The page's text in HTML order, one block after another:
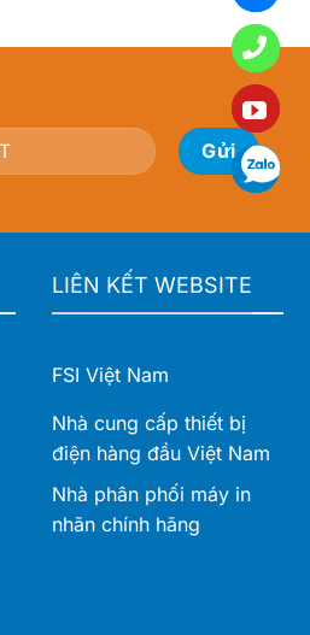
pháp
rộng
cho
vận
đại
D460BT
văn
phòng
LIÊN KẾT WEBSITE
FSI Việt Nam
Nhà cung cấp thiết bị
điện hàng đầu Việt Nam
Nhà phân phối máy in
nhãn chính hãng